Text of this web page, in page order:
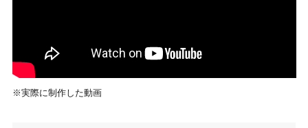
※実際に制作した動画